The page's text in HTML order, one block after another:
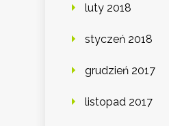
luty 2018
styczeń 2018
grudzień 2017
listopad 2017